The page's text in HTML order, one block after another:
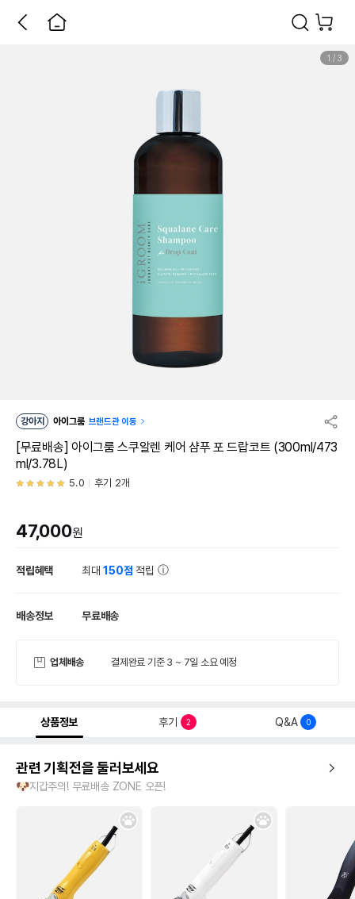
1 / 3
강아지 아이그룸 브랜드관 이동
[무료배송] 아이그룸 스쿠알렌 케어 샴푸 포 드랍코트 (300ml/473
ml/3.78L)
5.0 후기 2개
47,000원
적립혜택 최대150점 적립
배송정보 무료배송
업체배송 결제완료 기준 3 ~ 7일 소요 예정
상품정보 후기 2 Q&A 0
관련 기획전을 둘러보세요
🐶지갑주의! 무료배송 ZONE 오픈!